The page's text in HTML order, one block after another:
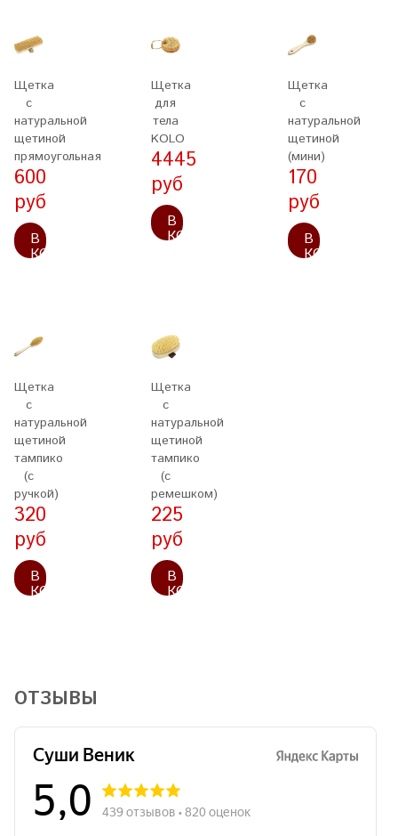
Щетка
с
натуральной
щетиной
прямоугольная
600
руб
В
КОРЗИНУ
Щетка
для
тела
KOLO
4445
руб
В
КОРЗИНУ
Щетка
с
натуральной
щетиной
(мини)
170
руб
В
КОРЗИНУ
Щетка
с
натуральной
щетиной
тампико
(с
ручкой)
320
руб
В
КОРЗИНУ
Щетка
с
натуральной
щетиной
тампико
(с
ремешком)
225
руб
В
КОРЗИНУ
ОТЗЫВЫ